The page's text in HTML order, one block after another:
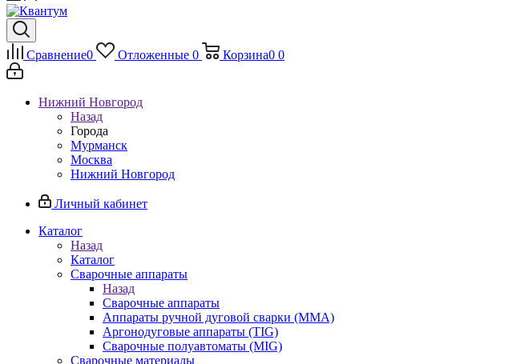
Сравнение0 Отложенные 0 Корзина0 0
Нижний Новгород
Назад
Города
Мурманск
Москва
Нижний Новгород
Личный кабинет
Каталог
Назад
Каталог
Сварочные аппараты
Назад
Сварочные аппараты
Аппараты ручной дуговой сварки (MMA)
Аргонодуговые аппараты (TIG)
Сварочные полуавтоматы (MIG)
Сварочные материалы